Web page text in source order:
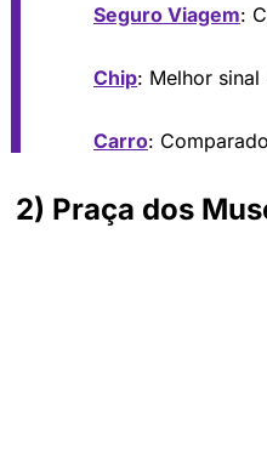
Seguro Viagem:
Chip: Melhor sinal
Carro:
2) Praça dos